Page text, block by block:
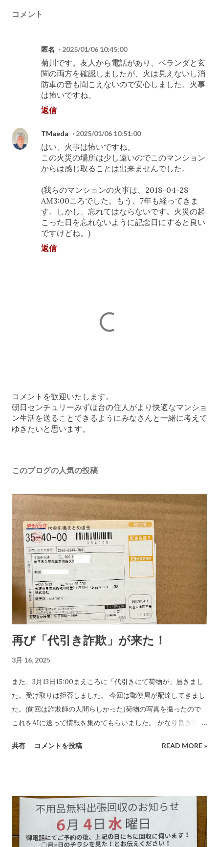
コメント
匿名 2025/01/06 10:45:00
菊川です。友人から電話があり、ベランダと玄
関の両方を確認しましたが、火は見えないし消
防車の音も聞こえないので安心しました。火事
は怖いですね。
返信
TMaeda 2025/01/06 10:51:00
はい、火事は怖いですね。
この火災の場所は少し遠いのでこのマンション
からは感じ取ることは出来ませんでした。
(我らのマンションの火事は、2018-04-28
AM3:00ころでした。もう、7年も経ってきま
す。しかし、忘れてはならないです。火災の起
こった日を忘れないように記念日にすると良い
ですけどね。)
返信
コ
メ
ン
ト
コメントを歓迎いたします。
朝日センチュリーみずほ台の住人がより快適なマンショ
ン生活を送ることできるようにみなさんと一緒に考えて
ゆきたいと思います。
このブログの人気の投稿
再び「代引き詐欺」が来た！
3月 16, 2025
また、3月13日15:00まえころに「代引きにて荷物が」届きまし
た。受け取りは拒否しました。 今回は郵便局が配達してきまし
た。(前回は詐欺師の人間らしかった)荷物の写真を撮ったので
これをAIに送って情報を集めてもらいました。 かなり良き情報
さまざま考え抜いてやっています。 高齢の女性や意思表示がで
受ける郵便局とヤマトなど宅配会社にとっては上得意のお客さ
まであるのかもしれない???...(受取拒絶で返品になる確率はかな
り高いのでその返送時の運賃も売上となります。) 以下は、AI
共有 コメントを投稿 READ MORE »